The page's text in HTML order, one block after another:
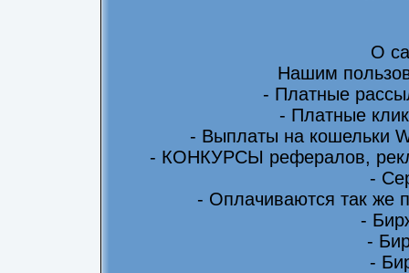
О
Нашим
- Платные
- Платные
- Выплаты на кошельки
- КОНКУРСЫ рефералов,
-
- Оплачиваются так же
-
-
-